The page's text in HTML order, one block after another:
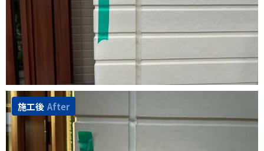
施工後 After